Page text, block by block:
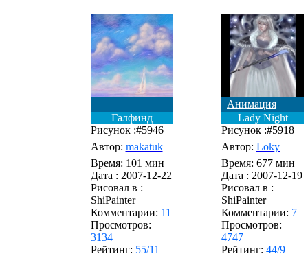
Галфинд
Рисунок :#5946
Автор: makatuk
Время: 101 мин
Дата : 2007-12-22
Рисовал в :
ShiPainter
Комментарии: 11
Просмотров:
3134
Рейтинг: 55/11
Анимация
Lady Night
Рисунок :#5918
Автор: Loky
Время: 677 мин
Дата : 2007-12-19
Рисовал в :
ShiPainter
Комментарии: 7
Просмотров:
4747
Рейтинг: 44/9